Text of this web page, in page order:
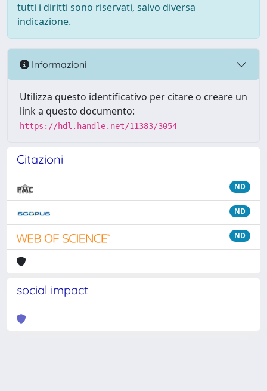
tutti i diritti sono riservati, salvo diversa
indicazione.
Informazioni
Utilizza questo identificativo per citare o creare un
link a questo documento:
https://hdl.handle.net/11383/3054
Citazioni
ND
ND
ND
social impact